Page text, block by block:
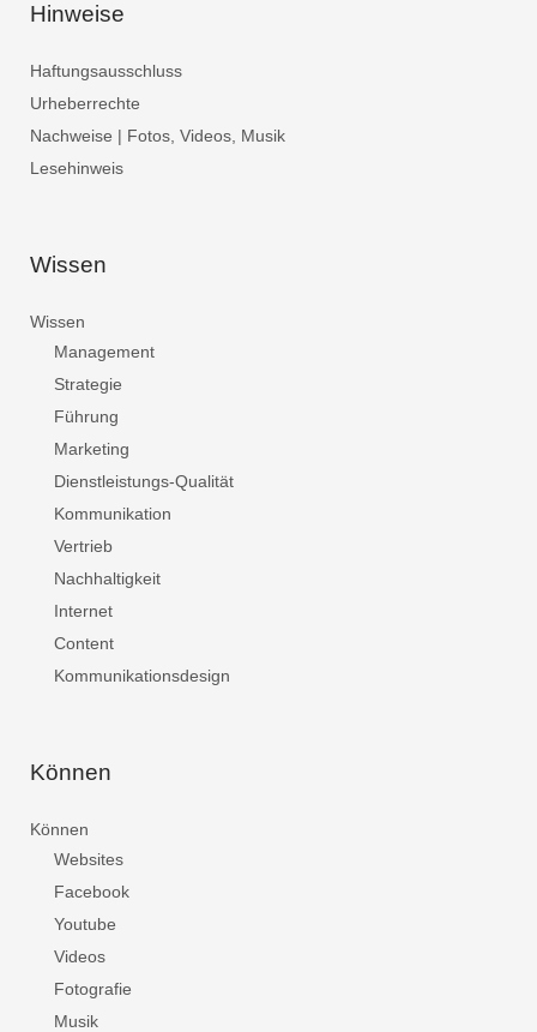
Hinweise
Haftungsausschluss
Urheberrechte
Nachweise | Fotos, Videos, Musik
Lesehinweis
Wissen
Wissen
Management
Strategie
Führung
Marketing
Dienstleistungs-Qualität
Kommunikation
Vertrieb
Nachhaltigkeit
Internet
Content
Kommunikationsdesign
Können
Können
Websites
Facebook
Youtube
Videos
Fotografie
Musik